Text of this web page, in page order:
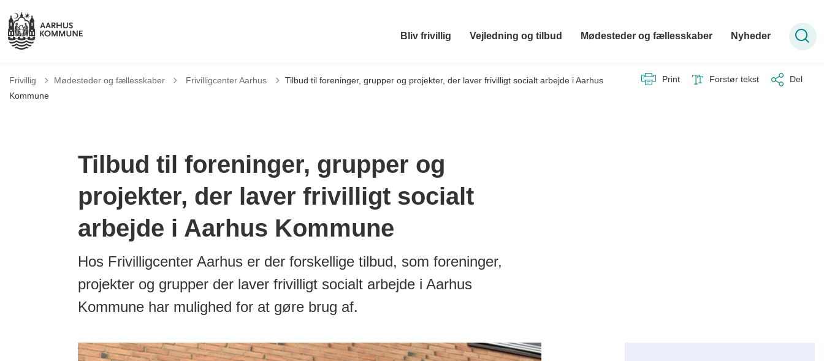
Bliv frivillig Vejledning og tilbud Mødesteder og fællesskaber Nyheder
Frivillig Mødesteder og fællesskaber Tilbage til
Frivilligcenter Aarhus
Tilbud til foreninger, grupper og projekter, der laver frivilligt socialt arbejde i Aarhus
Kommune
Print Forstør tekst Del
Tilbud til foreninger, grupper og
projekter, der laver frivilligt socialt
arbejde i Aarhus Kommune
Hos Frivilligcenter Aarhus er der forskellige tilbud, som foreninger,
projekter og grupper der laver frivilligt socialt arbejde i Aarhus
Kommune har mulighed for at gøre brug af.